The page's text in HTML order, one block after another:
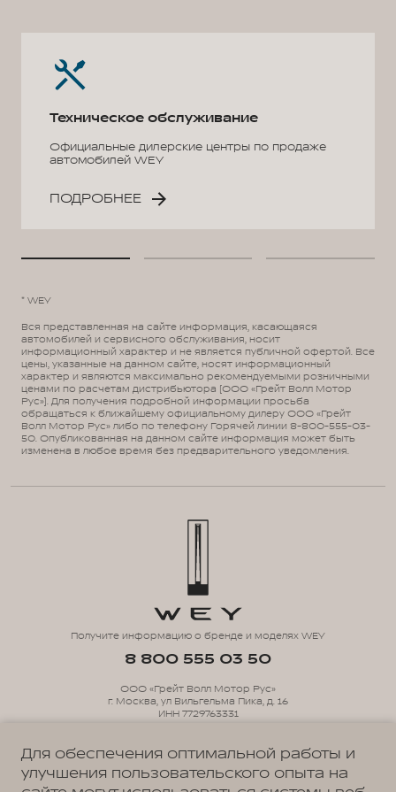
Техническое обслуживание
Официальные дилерские центры по продаже
автомобилей WEY
ПОДРОБНЕЕ
* WEY
Вся представленная на сайте информация, касающаяся
автомобилей и сервисного обслуживания, носит
информационный характер и не является публичной офертой. Все
цены, указанные на данном сайте, носят информационный
характер и являются максимально рекомендуемыми розничными
ценами по расчетам дистрибьютора (ООО «Грейт Волл Мотор
Рус»). Для получения подробной информации просьба
обращаться к ближайшему официальному дилеру ООО «Грейт
Волл Мотор Рус» либо по телефону Горячей линии 8-800-555-03-
50. Опубликованная на данном сайте информация может быть
изменена в любое время без предварительного уведомления.
Политика обработки персональных данных
Получите информацию о бренде и моделях WEY
8 800 555 03 50
ООО «Грейт Волл Мотор Рус»
г. Москва, ул Вильгельма Пика, д. 16
ИНН 7729763331
Для обеспечения оптимальной работы и
улучшения пользовательского опыта на